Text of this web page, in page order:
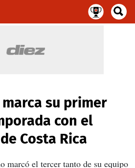
su primer
con el
Costa Rica
marcó el tercer tanto de su equipo